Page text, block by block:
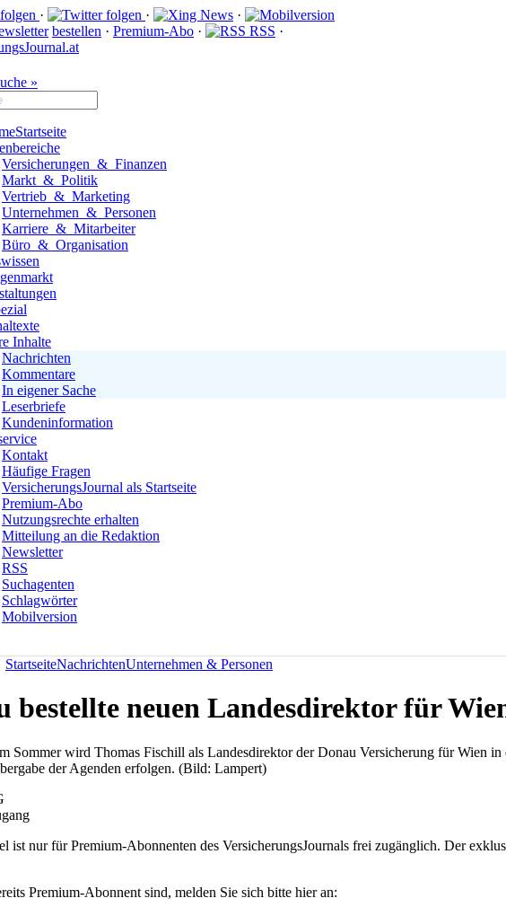
· ·
·
bestellen · Premium-Abo · RSS ·
»
Startseite
Versicherungen & Finanzen
Markt & Politik
Vertrieb & Marketing
Unternehmen & Personen
Karriere & Mitarbeiter
Büro & Organisation
Inhalte
Nachrichten
Kommentare
In eigener Sache
Leserbriefe
Kundeninformation
Kontakt
Häufige Fragen
VersicherungsJournal als Startseite
Premium-Abo
Nutzungsrechte erhalten
Mitteilung an die Redaktion
Newsletter
RSS
Suchagenten
Schlagwörter
Mobilversion
StartseiteNachrichtenUnternehmen & Personen
bestellte neuen Landesdirektor für
Sommer wird Thomas Fischill als Landesdirektor der Donau Versicherung für Wien
der Agenden erfolgen. (Bild: Lampert)
ist nur für Premium-Abonnenten des VersicherungsJournals frei zugänglich. Der
Premium-Abonnent sind, melden Sie sich bitte hier an: